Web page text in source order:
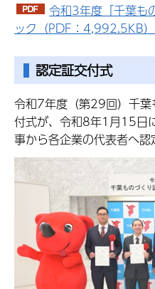
令和3年度「千葉も
ック（PDF：4,992.5KB）
認定証交付式
令和7年度（第29回）千
付式が、令和8年1月15日
事から各企業の代表者へ認